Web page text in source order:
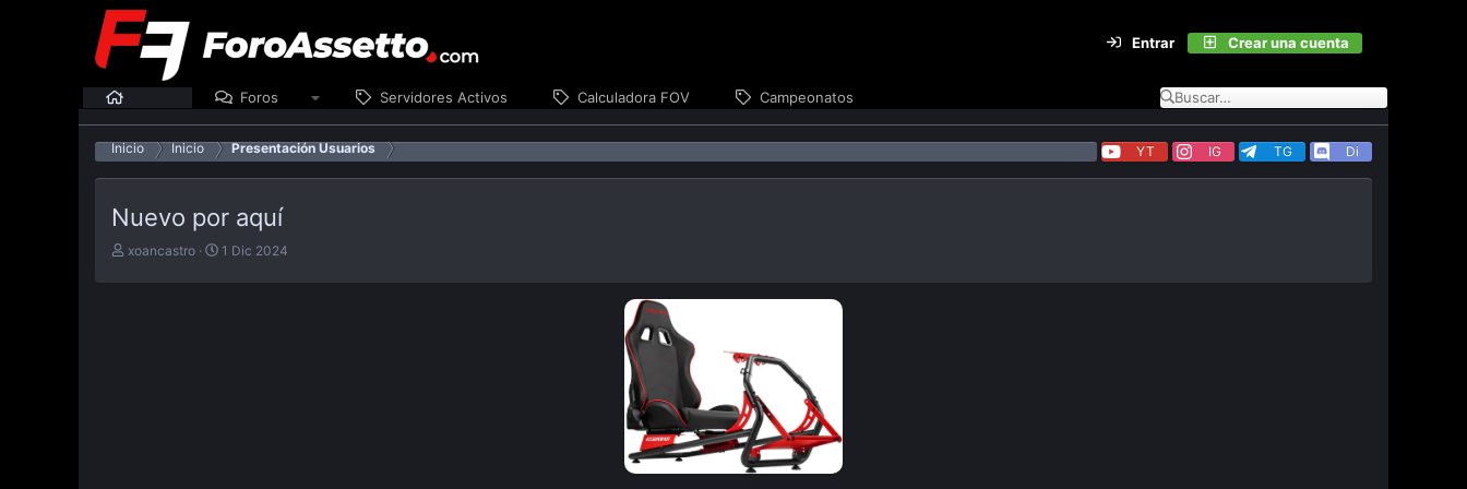
Entrar Crear una cuenta
Foros Servidores Activos Calculadora FOV Campeonatos
Inicio Inicio Presentación Usuarios YT IG TG Di
Nuevo por aquí
E
xoancastro
F1 Dic 2024